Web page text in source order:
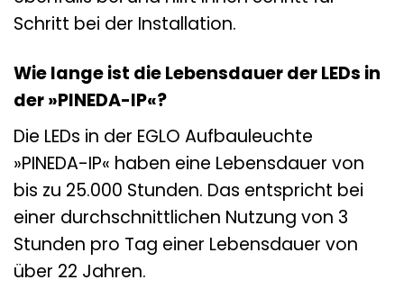
Schritt bei der Installation.
Wie lange ist die Lebensdauer der LEDs in
der »PINEDA-IP«?
Die LEDs in der EGLO Aufbauleuchte
»PINEDA-IP« haben eine Lebensdauer von
bis zu 25.000 Stunden. Das entspricht bei
einer durchschnittlichen Nutzung von 3
Stunden pro Tag einer Lebensdauer von
über 22 Jahren.